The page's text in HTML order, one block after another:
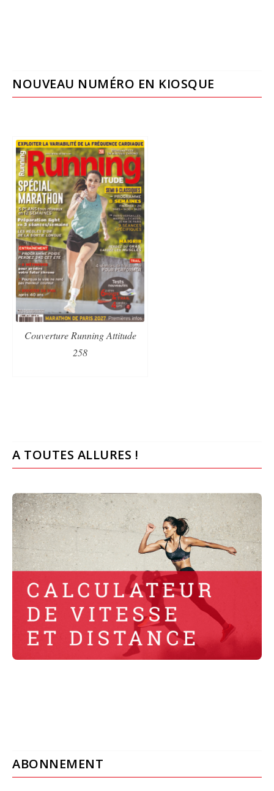
NOUVEAU NUMÉRO EN KIOSQUE
Couverture Running Attitude
258
A TOUTES ALLURES !
ABONNEMENT